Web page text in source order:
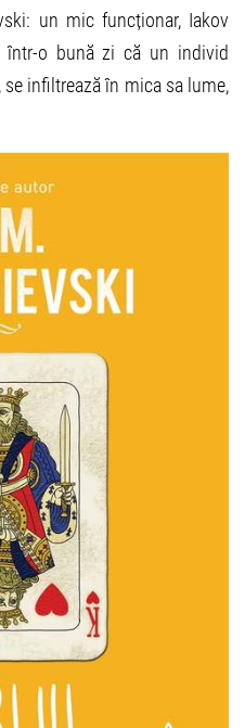
un mic funcționar, Iakov
într-o bună zi că un individ
infiltrează în mica sa lume,